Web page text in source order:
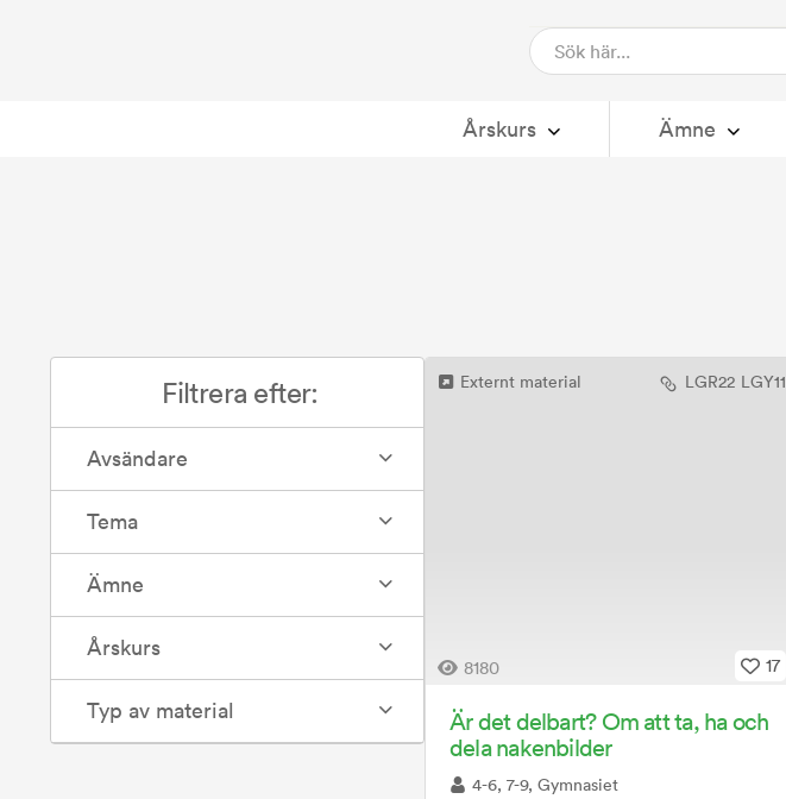
Årskurs Ämne
Filtrera efter:
Avsändare
Tema
Ämne
Årskurs
Typ av material
Externt material LGR22 LGY11
8180 17
Är det delbart? Om att ta, ha och
dela nakenbilder
4-6, 7-9, Gymnasiet